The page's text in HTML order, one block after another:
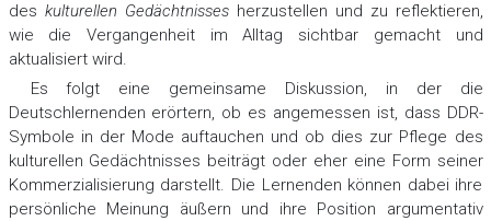
des kulturellen Gedächtnissesherzustellen und zu reflektieren,
wie die Vergangenheit im Alltag sichtbar gemacht und
aktualisiert wird.
Es folgt eine gemeinsame Diskussion, in der die
Deutschlernenden erörtern, ob es angemessen ist, dass DDR-
Symbole in der Mode auftauchen und ob dies zur Pflege des
kulturellen Gedächtnisses beiträgt oder eher eine Form seiner
Kommerzialisierung darstellt. Die Lernenden können dabei ihre
persönliche Meinung äußern und ihre Position argumentativ